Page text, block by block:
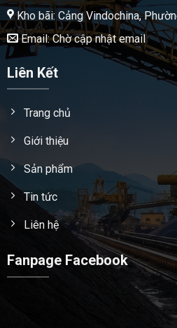
Kho bãi: Cảng Vindochina,
Email: Chờ cập nhật email
Liên Kết
Trang chủ
Giới thiệu
Sản phẩm
Tin tức
Liên hệ
Fanpage Facebook